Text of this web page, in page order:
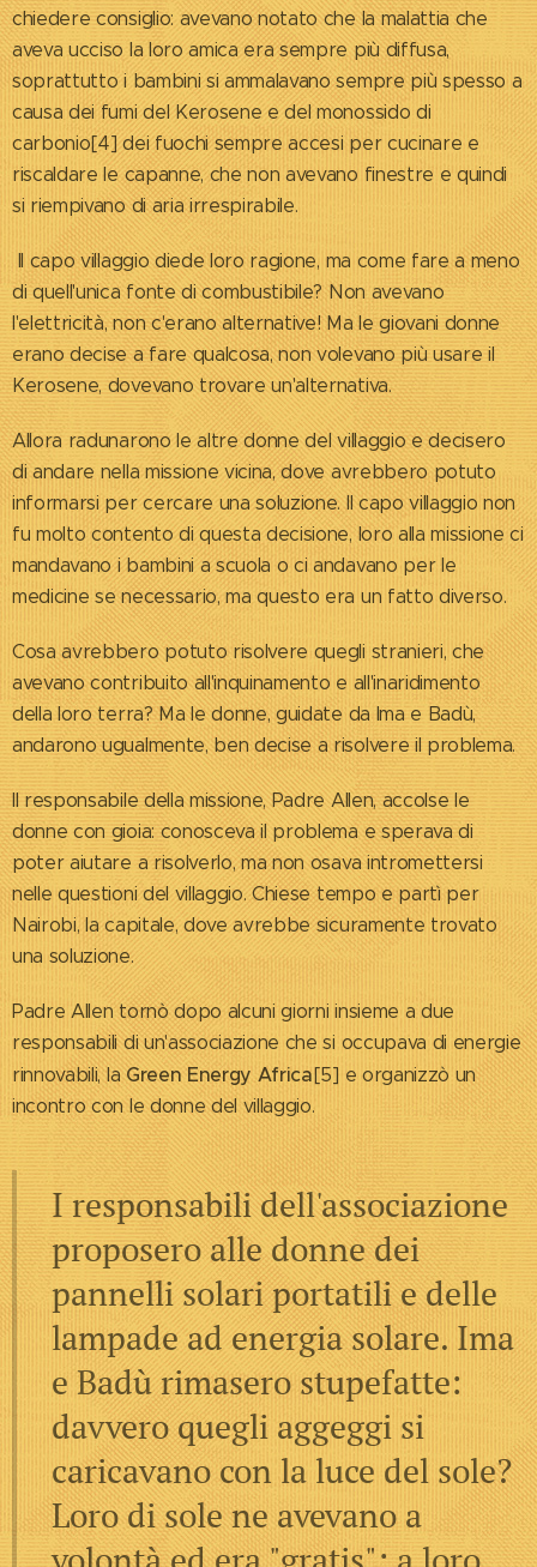
chiedere consiglio: avevano notato che la malattia che
aveva ucciso la loro amica era sempre più diffusa,
soprattutto i bambini si ammalavano sempre più spesso a
causa dei fumi del Kerosene e del monossido di
carbonio[4] dei fuochi sempre accesi per cucinare e
riscaldare le capanne, che non avevano finestre e quindi
si riempivano di aria irrespirabile.
Il capo villaggio diede loro ragione, ma come fare a meno
di quell'unica fonte di combustibile? Non avevano
l'elettricità, non c'erano alternative! Ma le giovani donne
erano decise a fare qualcosa, non volevano più usare il
Kerosene, dovevano trovare un'alternativa.
Allora radunarono le altre donne del villaggio e decisero
di andare nella missione vicina, dove avrebbero potuto
informarsi per cercare una soluzione. Il capo villaggio non
fu molto contento di questa decisione, loro alla missione ci
mandavano i bambini a scuola o ci andavano per le
medicine se necessario, ma questo era un fatto diverso.
Cosa avrebbero potuto risolvere quegli stranieri, che
avevano contribuito all'inquinamento e all'inaridimento
della loro terra? Ma le donne, guidate da Ima e Badù,
andarono ugualmente, ben decise a risolvere il problema.
Il responsabile della missione, Padre Allen, accolse le
donne con gioia: conosceva il problema e sperava di
poter aiutare a risolverlo, ma non osava intromettersi
nelle questioni del villaggio. Chiese tempo e partì per
Nairobi, la capitale, dove avrebbe sicuramente trovato
una soluzione.
Padre Allen tornò dopo alcuni giorni insieme a due
responsabili di un'associazione che si occupava di energie
rinnovabili, laGreen Energy Africa[5] e organizzò un
incontro con le donne del villaggio.
I responsabili dell'associazione
proposero alle donne dei
pannelli solari portatili e delle
lampade ad energia solare. Ima
e Badù rimasero stupefatte:
davvero quegli aggeggi si
caricavano con la luce del sole?
Loro di sole ne avevano a